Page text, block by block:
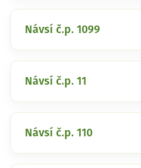
Návsí č.p. 1099
Návsí č.p. 11
Návsí č.p. 110